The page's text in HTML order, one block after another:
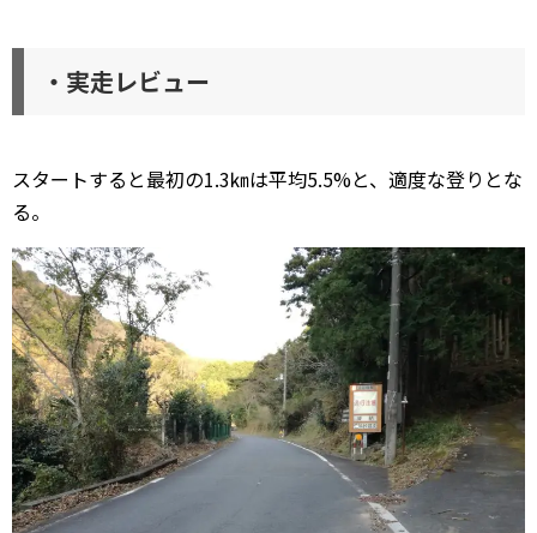
・実走レビュー
スタートすると最初の1.3㎞は平均5.5%と、適度な登りとな
る。